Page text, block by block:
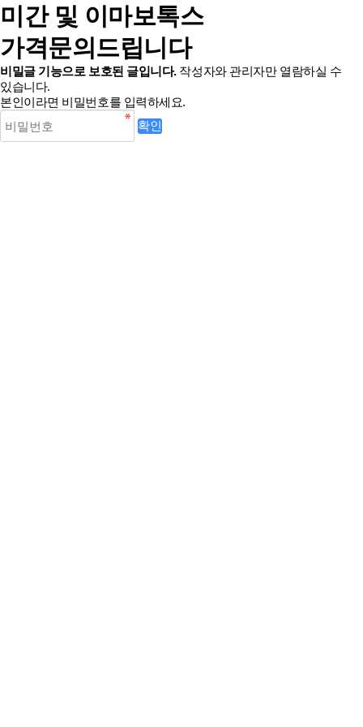
미간 및 이마보톡스
가격문의드립니다
비밀글 기능으로 보호된 글입니다.작성자와 관리자만 열람하실 수
있습니다.
본인이라면 비밀번호를 입력하세요.